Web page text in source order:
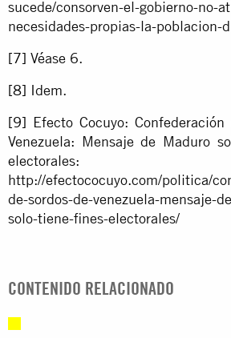
sucede/consorven-el-gobierno-no-
necesidades-propias-la-poblacion-
[7] Véase 6.
[8] Idem.
[9] Efecto Cocuyo:
Venezuela: Mensaje de Maduro
electorales:
http://efectococuyo.com/politica/
de-sordos-de-venezuela-mensaje-
solo-tiene-fines-electorales/
CONTENIDO RELACIONADO